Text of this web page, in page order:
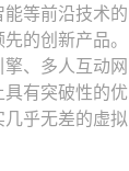
等前沿技术的
的创新产品。
、多人互动网
具有突破性的优
乎无差的虚拟